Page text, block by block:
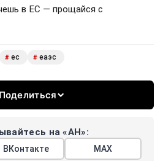
в ЕС — прощайся с
# ес # еаэс
Поделиться
на «АН»:
ВКонтакте МАХ